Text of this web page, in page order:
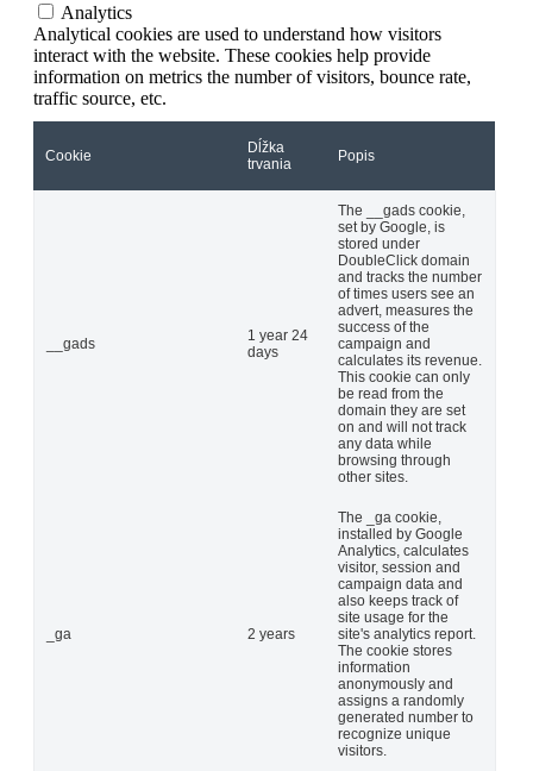
Analytics
Analytical cookies are used to understand how visitors
interact with the website. These cookies help provide
information on metrics the number of visitors, bounce rate,
traffic source, etc.
Cookie
Dĺžka
trvania
Popis
__gads
1 year 24
days
The __gads cookie,
set by Google, is
stored under
DoubleClick domain
and tracks the number
of times users see an
advert, measures the
success of the
campaign and
calculates its revenue.
This cookie can only
be read from the
domain they are set
on and will not track
any data while
browsing through
other sites.
_ga 2 years
The _ga cookie,
installed by Google
Analytics, calculates
visitor, session and
campaign data and
also keeps track of
site usage for the
site's analytics report.
The cookie stores
information
anonymously and
assigns a randomly
generated number to
recognize unique
visitors.